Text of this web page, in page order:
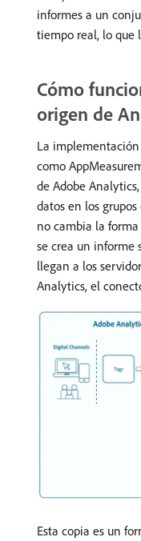
informes a un
tiempo real, lo que
Cómo
origen de
La
como
de Adobe
datos en los
no cambia la
se crea un informe
llegan a los
Analytics, el
Esta copia es un